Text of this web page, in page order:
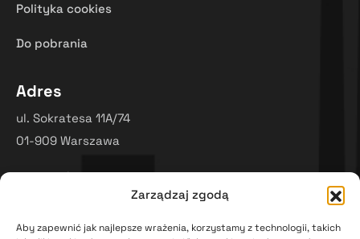
Zarządzaj zgodą
Aby zapewnić jak najlepsze wrażenia, korzystamy z technologii, takich
Polityka cookies
Do pobrania
Adres
ul. Sokratesa 11A/74
01-909 Warszawa
Dane firmy
NIP: 5252547060